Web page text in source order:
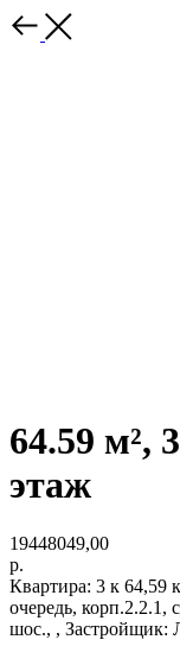
64.59 м²,
этаж
19448049,00
р.
Квартира: 3 к 64,59
очередь, корп.2.2.1,
шос., , Застройщик: